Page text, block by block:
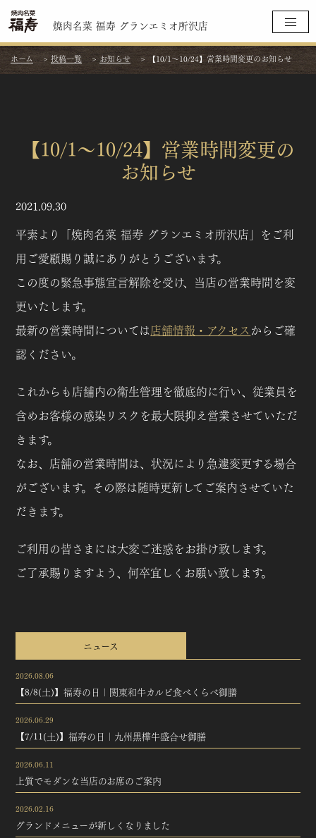
焼肉名菜 福寿 グランエミオ所沢店
ホーム > 投稿一覧 > お知らせ > 【10/1～10/24】営業時間変更のお知らせ
【10/1～10/24】営業時間変更の
お知らせ
2021.09.30
平素より「焼肉名菜 福寿 グランエミオ所沢店」をご利
用ご愛顧賜り誠にありがとうございます。
この度の緊急事態宣言解除を受け、当店の営業時間を変
更いたします。
最新の営業時間については店舗情報・アクセス からご確
認ください。
これからも店舗内の衛生管理を徹底的に行い、従業員を
含めお客様の感染リスクを最大限抑え営業させていただ
きます。
なお、店舗の営業時間は、状況により急遽変更する場合
がございます。その際は随時更新してご案内させていた
だきます。
ご利用の皆さまには大変ご迷惑をお掛け致します。
ご了承賜りますよう、何卒宜しくお願い致します。
ニュース
2026.08.06
【8/8(土)】福寿の日｜関東和牛カルビ食べくらべ御膳
2026.06.29
【7/11(土)】福寿の日｜九州黒樺牛盛合せ御膳
2026.06.11
上質でモダンな当店のお席のご案内
2026.02.16
グランドメニューが新しくなりました